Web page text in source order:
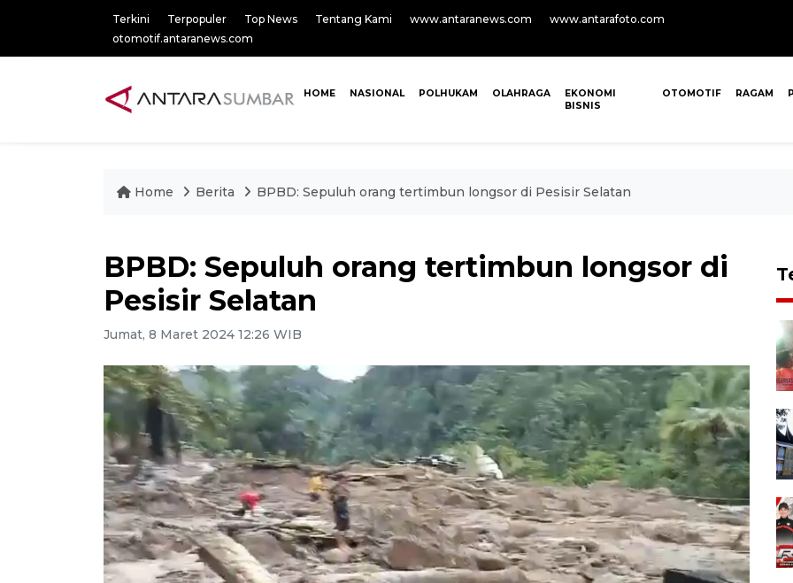
Terkini Terpopuler Top News Tentang Kami www.antaranews.com
www.antarafoto.com
otomotif.antaranews.com
HOME NASIONAL POLHUKAM OLAHRAGA
EKONOMI
BISNIS
OTOMOTIF RAGAM
Home Berita BPBD: Sepuluh orang tertimbun longsor di Pesisir Selatan
BPBD: Sepuluh orang tertimbun longsor di
Pesisir Selatan
Jumat, 8 Maret 2024 12:26 WIB